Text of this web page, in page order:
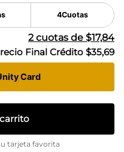
4Cuotas
2cuotas de $17,84
Final Crédito $35,69
Card
tarjeta favorita